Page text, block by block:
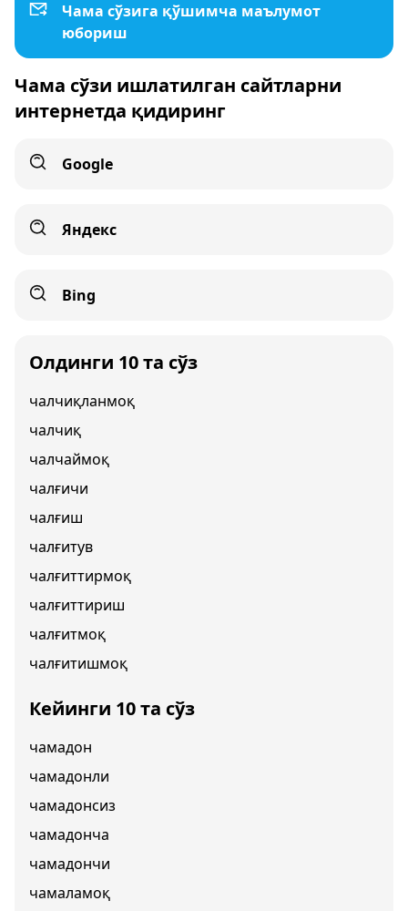
Чама сўзига қўшимча маълумот
юбориш
Чама сўзи ишлатилган сайтларни
интернетда қидиринг
Google
Яндекс
Bing
Олдинги 10 та сўз
чалчиқланмоқ
чалчиқ
чалчаймоқ
чалғичи
чалғиш
чалғитув
чалғиттирмоқ
чалғиттириш
чалғитмоқ
чалғитишмоқ
Кейинги 10 та сўз
чамадон
чамадонли
чамадонсиз
чамадонча
чамадончи
чамаламоқ